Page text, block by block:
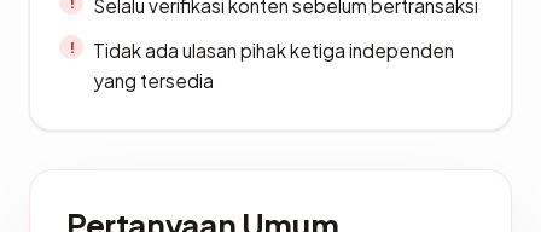
Selalu verifikasi konten sebelum bertransaksi
Tidak ada ulasan pihak ketiga independen
yang tersedia